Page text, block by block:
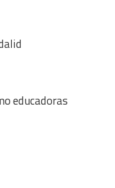
educadoras